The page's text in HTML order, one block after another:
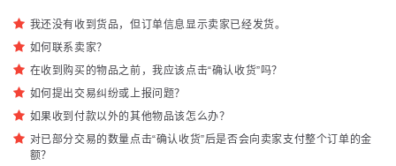
我还没有收到货品，但订单信息显示卖家已经发货。
如何联系卖家？
在收到购买的物品之前，我应该点击“确认收货”吗？
如何提出交易纠纷或上报问题？
如果收到付款以外的其他物品该怎么办？
对已部分交易的数量点击“确认收货”后是否会向卖家支付整个订单的金
额？